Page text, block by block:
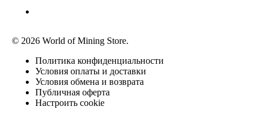
© 2026 World of Mining Store.
Политика конфиденциальности
Условия оплаты и доставки
Условия обмена и возврата
Публичная оферта
Настроить cookie